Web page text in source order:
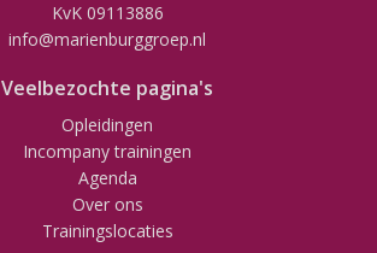
KvK 09113886
info@marienburggroep.nl
Veelbezochte pagina's
Opleidingen
Incompany trainingen
Agenda
Over ons
Trainingslocaties